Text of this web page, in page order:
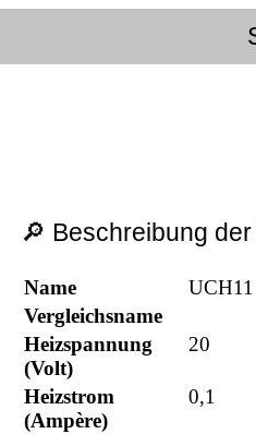
🔎 Beschreibung
Name
UCH11
Vergleichsname
Heizspannung
(Volt)
20
Heizstrom
(Ampère)
0,1